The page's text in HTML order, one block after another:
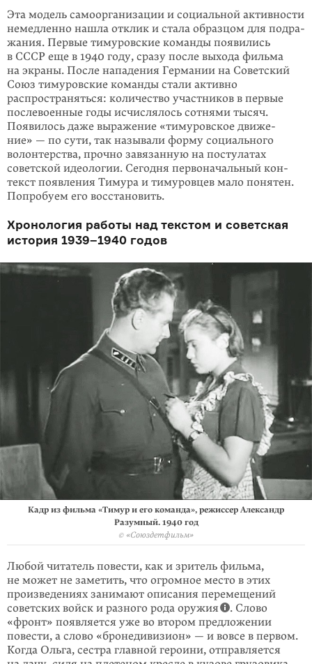
Эта модель самоорганизации и соци­аль­ной активности
немедленно нашла от­клик и стала образцом для подра­
жания. Первые тимуровские команды появи­лись
в СССР еще в 1940 году, сразу после выхода фильма
на экраны. После нападения Германии на Совет­ский
Союз тимуровские команды ста­ли активно
распространяться: коли­чество участников в первые
после­воен­ные годы исчи­слялось сотнями тысяч.
Появилось даже выражение «тимуровское движе­
ние» — по сути, так называли форму социального
волонтерства, прочно завя­зан­ную на постулатах
советской идеологии. Сегодня первоначальный кон­
текст появления Тимура и тимуровцев мало понятен.
Попробуем его вос­ста­новить.
Хронология работы над текстом и советская
история 1939–1940 годов
Кадр из фильма «Тимур и его команда», режиссер Александр
Разумный. 1940 год
© «Союздетфильм»
Любой читатель повести, как и зри­тель фильма,
не может не заметить, что огромное место в этих
произве­де­ниях занимают описания перемеще­ний
совет­ских войск и разного рода оружия
. Слово
«фронт» появляется уже во втором предложении
повести, а слово «бронедивизион» — и вовсе в первом.
Когда Ольга, сестра главной героини, отправляется